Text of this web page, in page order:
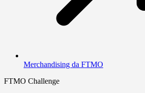
Merchandising da FTMO
FTMO Challenge